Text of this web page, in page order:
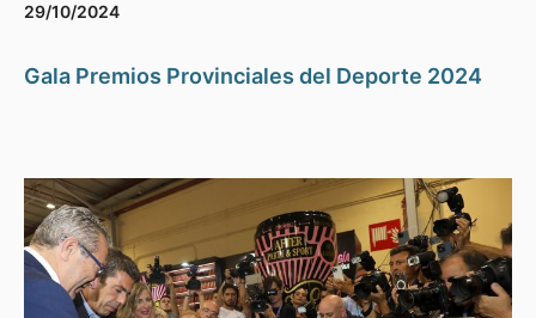
29/10/2024
Gala Premios Provinciales del Deporte 2024